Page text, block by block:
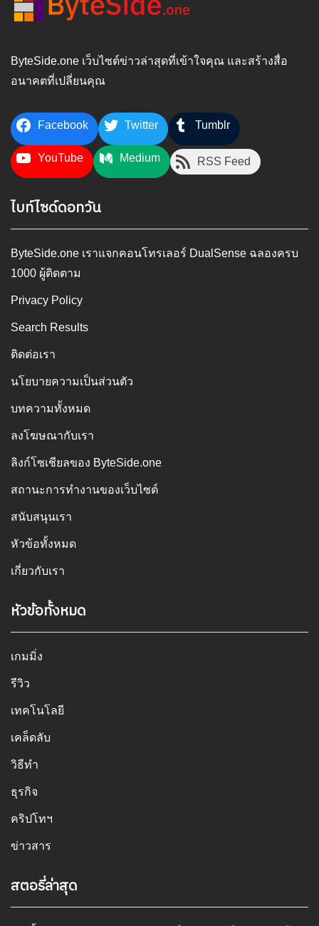
ByteSide.one เว็บไซต์ข่าวล่าสุดที่เข้าใจคุณ และสร้างสื่อ
อนาคตที่เปลี่ยนคุณ
Facebook Twitter Tumblr
YouTube Medium RSS Feed
ไบท์ไซด์ดอทวัน
ByteSide.one เราแจกคอนโทรเลอร์ DualSense ฉลองครบ
1000 ผู้ติดตาม
Privacy Policy
Search Results
ติดต่อเรา
นโยบายความเป็นส่วนตัว
บทความทั้งหมด
ลงโฆษณากับเรา
ลิงก์โซเชียลของ ByteSide.one
สถานะการทำงานของเว็บไซต์
สนับสนุนเรา
หัวข้อทั้งหมด
เกี่ยวกับเรา
หัวข้อทั้งหมด
เกมมิ่ง
รีวิว
เทคโนโลยี
เคล็ดลับ
วิธีทำ
ธุรกิจ
คริปโทฯ
ข่าวสาร
สตอรี่ล่าสุด